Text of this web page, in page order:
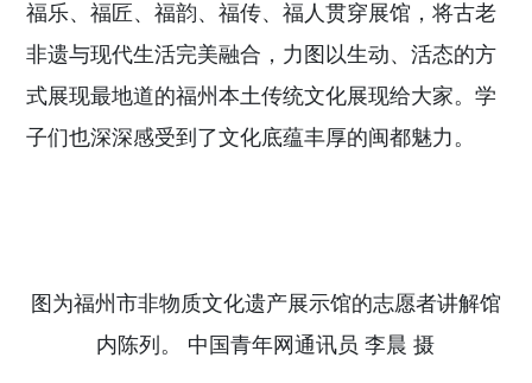
福乐、福匠、福韵、福传、福人贯穿展馆，将古老
非遗与现代生活完美融合，力图以生动、活态的方
式展现最地道的福州本土传统文化展现给大家。学
子们也深深感受到了文化底蕴丰厚的闽都魅力。
图为福州市非物质文化遗产展示馆的志愿者讲解馆
内陈列。
中国青年网通讯员 李晨 摄